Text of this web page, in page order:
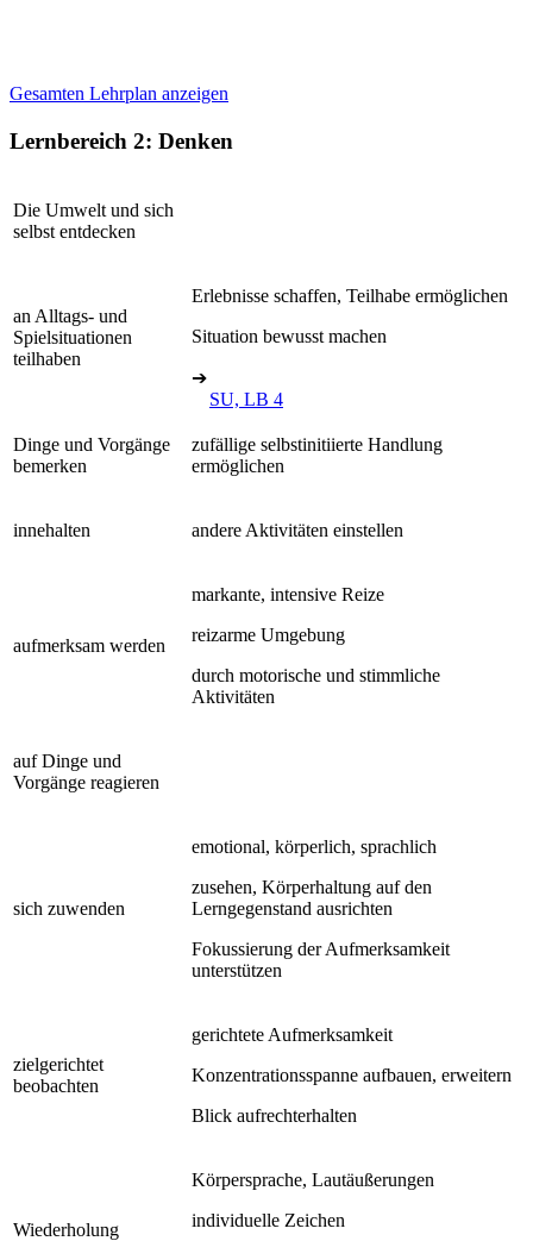
Gesamten Lehrplan anzeigen
Lernbereich 2: Denken
Die Umwelt und sich
selbst entdecken
an Alltags- und
Spielsituationen
teilhaben
Erlebnisse schaffen, Teilhabe ermöglichen
Situation bewusst machen
➔
SU, LB 4
Dinge und Vorgänge
bemerken
zufällige selbstinitiierte Handlung
ermöglichen
innehalten andere Aktivitäten einstellen
aufmerksam werden
markante, intensive Reize
reizarme Umgebung
durch motorische und stimmliche
Aktivitäten
auf Dinge und
Vorgänge reagieren
sich zuwenden
emotional, körperlich, sprachlich
zusehen, Körperhaltung auf den
Lerngegenstand ausrichten
Fokussierung der Aufmerksamkeit
unterstützen
zielgerichtet
beobachten
gerichtete Aufmerksamkeit
Konzentrationsspanne aufbauen, erweitern
Blick aufrechterhalten
Wiederholung
Körpersprache, Lautäußerungen
individuelle Zeichen